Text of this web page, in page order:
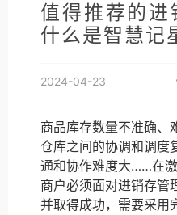
值得推荐的进
什么是智慧记
2024-04-23
商品库存数量不准确、
仓库之间的协调和调度
通和协作难度大……在
商户必须面对进销存管
并取得成功，需要采用